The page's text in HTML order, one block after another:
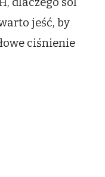
jeść, by
ciśnienie